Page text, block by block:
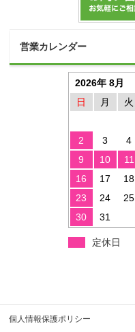
営業カレンダー
2026年 8月
日
月 火
2
3 4
9
10 11
16
17 18
23
24 25
30
31
定休日
個人情報保護ポリシー